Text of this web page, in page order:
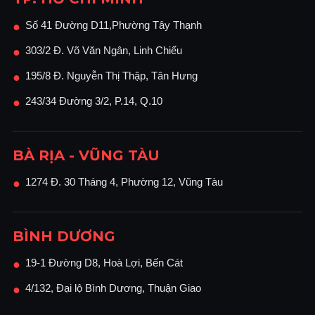
Doanh nghiệp có thể
máykhi nhu cầu tăng mà không phải lo
ngắn hạn, khi cần máy in/copy chất lượng
cao nhưng không muốn đầu tư lâu dài.
Máy Ricoh M 2310N vốn đã
năng
kWh). Khi thuê, doanh nghiệp vừa hưởng
Giúp doanh nghiệp tập trung vào hoạt
động cốt lõi thay vì quản lý thiết bị in ấn.
Kết luận
● Số 41 Đường D11,Phường Tây Thạnh
● 303/2 Đ. Võ Văn Ngân, Linh Chiểu
● 195/8 Đ. Nguyễn Thị Thập, Tân Hưng
● 243/34 Đường 3/2, P.14, Q.10
BÀ RỊA - VŨNG TÀU
● 1274 Đ. 30 Tháng 4, Phường 12, Vũng Tàu
BÌNH DƯƠNG
● 19-1 Đường D8, Hoà Lợi, Bến Cát
● 4/132, Đại lộ Bình Dương, Thuận Giao